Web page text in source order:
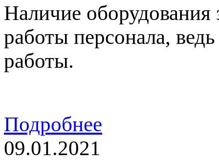
Наличие оборудования
работы персонала,
работы.
Подробнее
09.01.2021